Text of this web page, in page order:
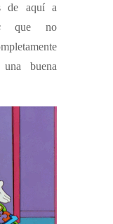
de aquí a
que no
buena